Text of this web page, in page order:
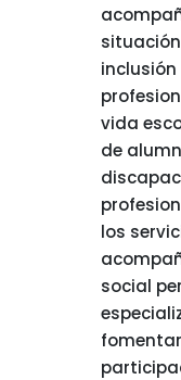
vida
de
los
social